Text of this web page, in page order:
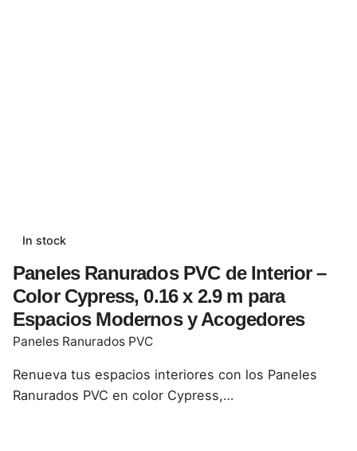
In stock
Paneles Ranurados PVC de Interior –
Color Cypress, 0.16 x 2.9 m para
Espacios Modernos y Acogedores
Paneles Ranurados PVC
Renueva tus espacios interiores con los Paneles
Ranurados PVC en color Cypress,…